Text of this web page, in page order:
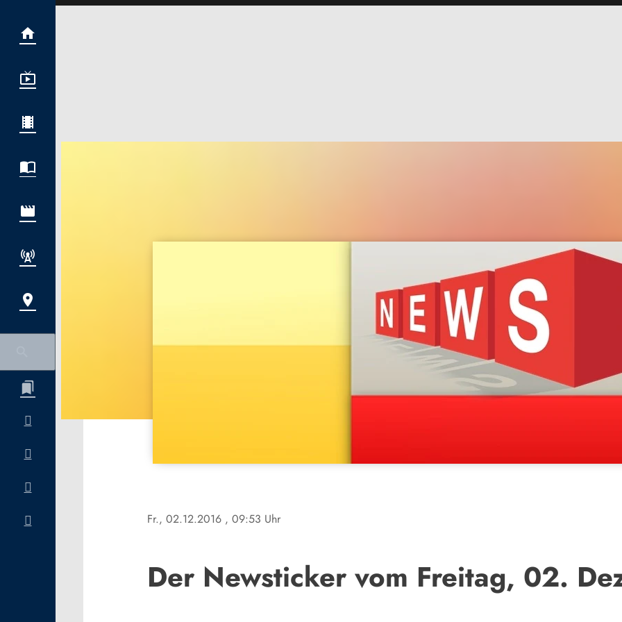
Fr., 02.12.2016 , 09:53 Uhr
Der Newsticker vom Freitag, 02.